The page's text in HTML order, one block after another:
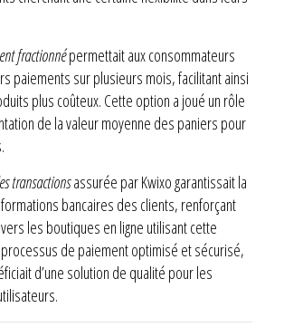
fractionnépermettait aux consommateurs
paiements sur plusieurs mois, facilitant ainsi
plus coûteux. Cette option a joué un rôle
de la valeur moyenne des paniers pour
transactionsassurée par Kwixo garantissait la
bancaires des clients, renforçant
les boutiques en ligne utilisant cette
processus de paiement optimisé et sécurisé,
d’une solution de qualité pour les